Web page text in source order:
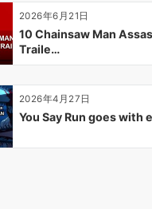
2026年6月21日
10 Chainsaw Man
Traile…
2026年4月27日
You Say Run goes with